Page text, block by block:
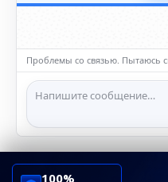
5️⃣ Уместность контента
насилию.
ℹ️ Модераторы и
сообщения и
нарушении правил.
Проблемы со связью. Пытаюсь
100%